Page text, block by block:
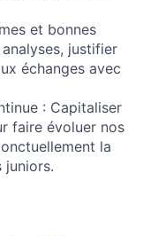
et bonnes
justifier
échanges avec
: Capitaliser
faire évoluer nos
la
juniors.